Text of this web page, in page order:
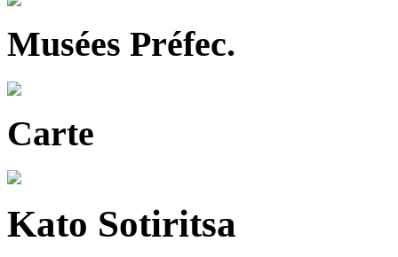
Musées Préfec.
Carte
Kato Sotiritsa